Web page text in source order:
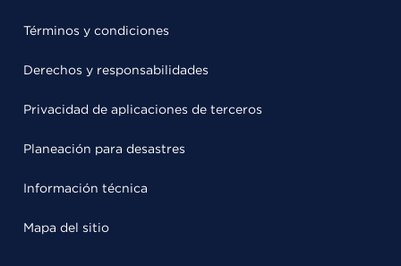
Términos y condiciones
Derechos y responsabilidades
Privacidad de aplicaciones de terceros
Planeación para desastres
Información técnica
Mapa del sitio